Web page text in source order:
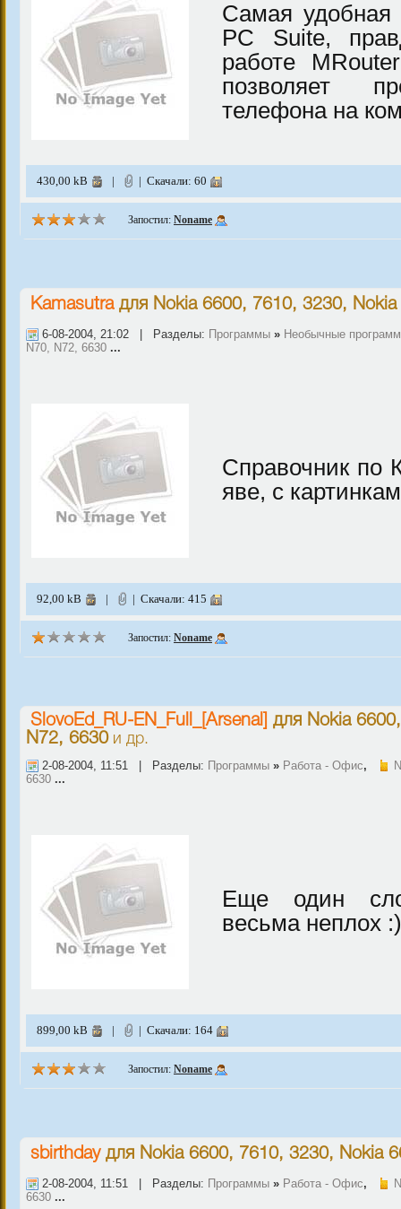
Самая удобная
PC Suite,
работе
позволяет
телефона на
430,00 kB | | Скачали: 60
Запостил: Noname
Kamasutraдля Nokia 6600, 7610, 3230,
6-08-2004, 21:02 | Разделы: Программы » Необычные
N70, N72, 6630 ...
Справочник по
яве, с
92,00 kB | | Скачали: 415
Запостил: Noname
SlovoEd_RU-EN_Full_[Arsenal] для Nokia
N72, 6630и др.
2-08-2004, 11:51 | Разделы: Программы » Работа - Офис,
6630 ...
Еще один
весьма неплох
899,00 kB | | Скачали: 164
Запостил: Noname
sbirthdayдля Nokia 6600, 7610, 3230, Nokia
2-08-2004, 11:51 | Разделы: Программы » Работа - Офис,
6630 ...